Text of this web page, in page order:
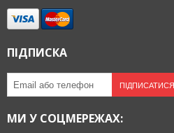
ПІДПИСКА
ПІДПИСАТИСЯ
МИ У СОЦМЕРЕЖАХ: